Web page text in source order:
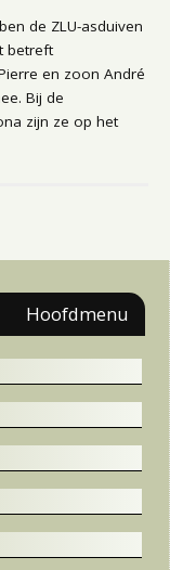
de ZLU-asduiven
betreft
en zoon André
Bij de
zijn ze op het
Hoofdmenu